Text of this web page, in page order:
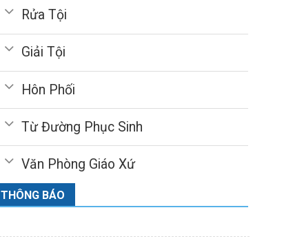
Rửa Tội
Giải Tội
Hôn Phối
Từ Đường Phục Sinh
Văn Phòng Giáo Xứ
THÔNG BÁO